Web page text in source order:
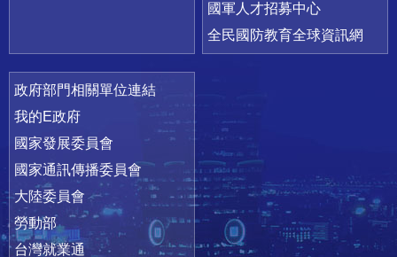
國軍人才招募中心
全民國防教育全球資訊網
政府部門相關單位連結
我的E政府
國家發展委員會
國家通訊傳播委員會
大陸委員會
勞動部
台灣就業通